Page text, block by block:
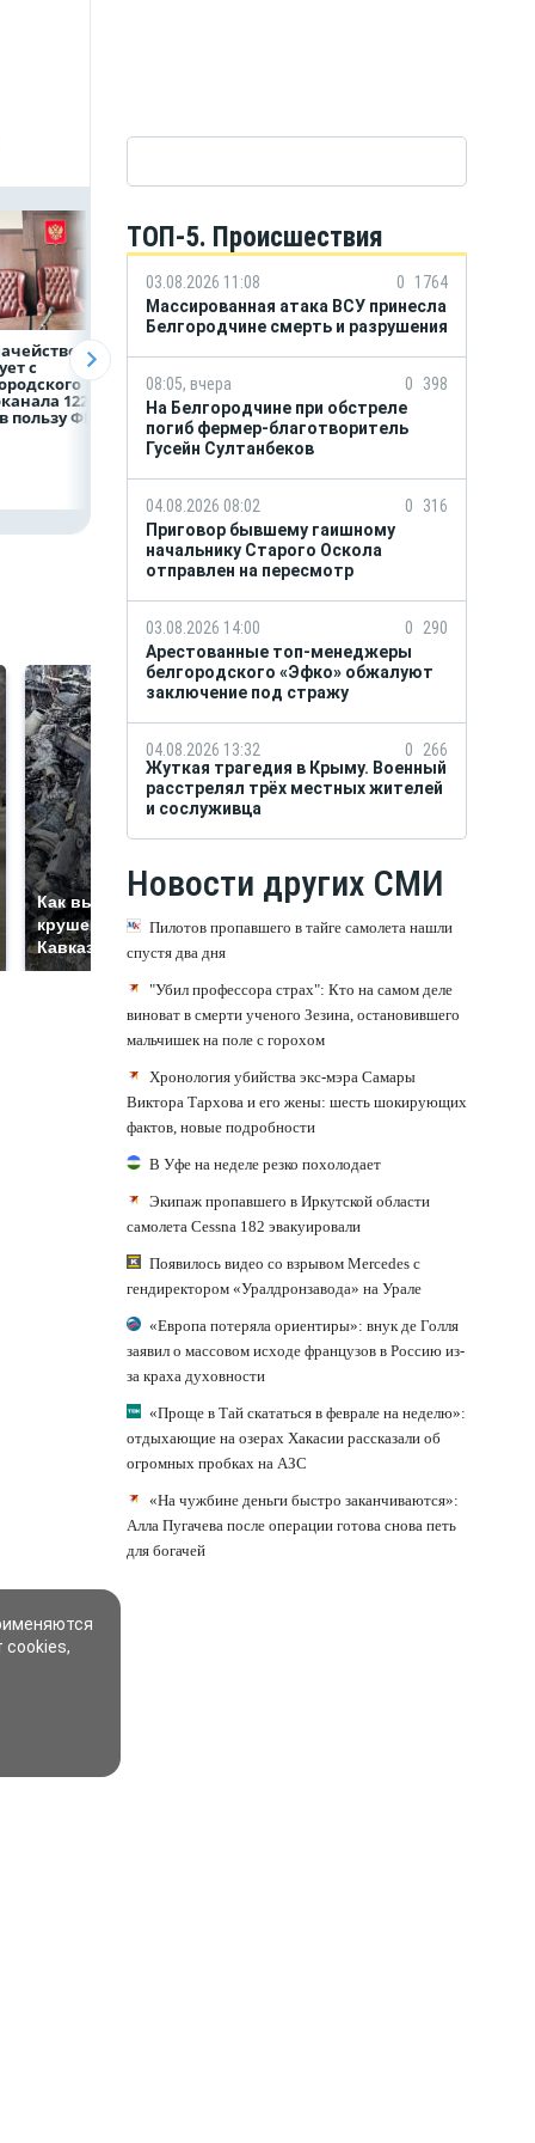
с
122,8
пользу ФРТ
Национального
центра помощи
в Белгородской
области усилили
подразделение
на строительство
складских
комплексов
Как выглядит место
крушение вертолета на
Кавказе: смотреть
Не ешьте эту
готовую еду из
ТОП-5. Происшествия
03.08.2026 11:08 0
1764
Массированная атака ВСУ принесла
Белгородчине смерть и разрушения
08:05, вчера 0
398
На Белгородчине при обстреле
погиб фермер-благотворитель
Гусейн Султанбеков
04.08.2026 08:02 0
316
Приговор бывшему гаишному
начальнику Старого Оскола
отправлен на пересмотр
03.08.2026 14:00 0
290
Арестованные топ-менеджеры
белгородского «Эфко» обжалуют
заключение под стражу
04.08.2026 13:32 0
266
Жуткая трагедия в Крыму. Военный
расстрелял трёх местных жителей
и сослуживца
Новости других СМИ
Пилотов пропавшего в тайге самолета нашли
спустя два дня
"Убил профессора страх": Кто на самом деле
виноват в смерти ученого Зезина, остановившего
мальчишек на поле с горохом
Хронология убийства экс-мэра Самары
Виктора Тархова и его жены: шесть шокирующих
фактов, новые подробности
В Уфе на неделе резко похолодает
Экипаж пропавшего в Иркутской области
самолета Cessna 182 эвакуировали
Появилось видео со взрывом Mercedes с
гендиректором «Уралдронзавода» на Урале
«Европа потеряла ориентиры»: внук де Голля
заявил о массовом исходе французов в Россию из-
за краха духовности
«Проще в Тай скататься в феврале на неделю»:
отдыхающие на озерах Хакасии рассказали об
огромных пробках на АЗС
«На чужбине деньги быстро заканчиваются»:
Алла Пугачева после операции готова снова петь
для богачей
cookies,